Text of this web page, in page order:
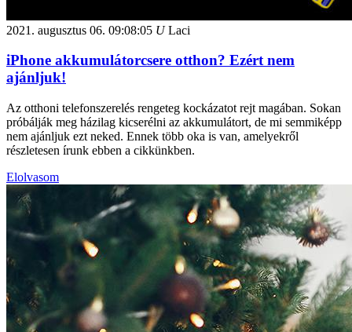
2021. augusztus 06. 09:08:05 ULaci
iPhone akkumulátorcsere otthon? Ezért nem
ajánljuk!
Az otthoni telefonszerelés rengeteg kockázatot rejt magában. Sokan
próbálják meg házilag kicserélni az akkumulátort, de mi semmiképp
nem ajánljuk ezt neked. Ennek több oka is van, amelyekről
részletesen írunk ebben a cikkünkben.
Elolvasom